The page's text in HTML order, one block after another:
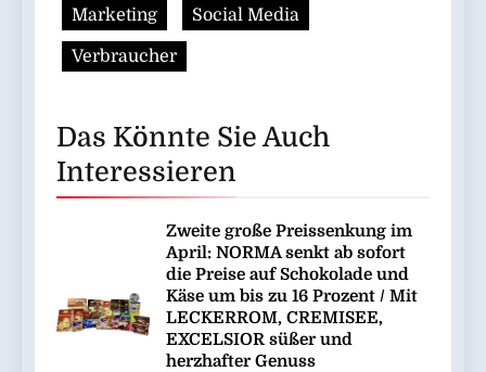
Marketing Social Media
Verbraucher
Das Könnte Sie Auch
Interessieren
Zweite große Preissenkung im
April: NORMA senkt ab sofort
die Preise auf Schokolade und
Käse um bis zu 16 Prozent / Mit
LECKERROM, CREMISEE,
EXCELSIOR süßer und
herzhafter Genuss